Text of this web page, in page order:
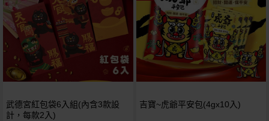
武德宮紅包袋6入組(內含3款設
計，每款2入)
吉寶~虎爺平安包(4gx10入)